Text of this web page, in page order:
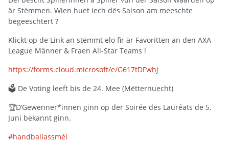
är Stëmmen. Wien huet iech dës Saison am meeschte
begeeschtert ?
Klickt op de Link an stëmmt elo fir är Favoritten an den AXA
League Männer & Fraen All-Star Teams !
https://forms.cloud.microsoft/e/G617tDFwhj
🗳 De Voting leeft bis de 24. Mee (Mëtternuecht)
🏆D’Gewënner*innen ginn op der Soirée des Lauréats de 5.
Juni bekannt ginn.
#handballassméi